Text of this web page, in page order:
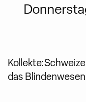
das Blindenwesen